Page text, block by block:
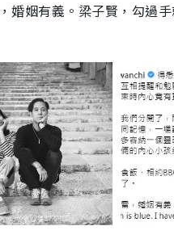
婚姻有義。梁子賢，勾